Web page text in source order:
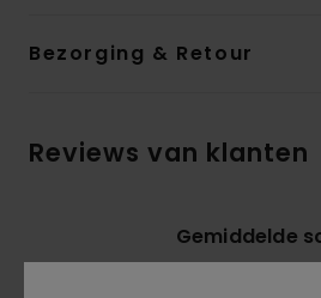
Bezorging & Retour
Reviews van klanten
Gemiddelde